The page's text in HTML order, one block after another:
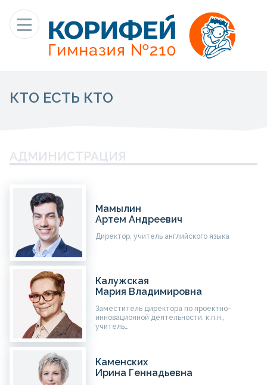
КТО ЕСТЬ КТО
АДМИНИСТРАЦИЯ
Мамылин
Артем Андреевич
Директор, учитель английского языка
Калужская
Мария Владимировна
Заместитель директора по проектно-
инновационной деятельности, к.п.н.,
учитель…
Каменских
Ирина Геннадьевна